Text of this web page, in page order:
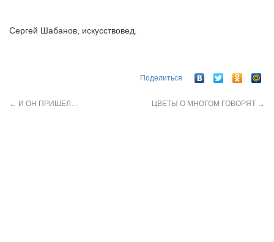
Сергей Шабанов, искусствовед.
Поделиться
← И ОН ПРИШЕЛ… ЦВЕТЫ О МНОГОМ ГОВОРЯТ →